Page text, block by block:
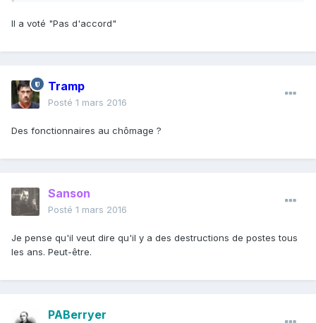
Il a voté "Pas d'accord"
Tramp
Posté 1 mars 2016
Des fonctionnaires au chômage ?
Sanson
Posté 1 mars 2016
Je pense qu'il veut dire qu'il y a des destructions de postes tous
les ans. Peut-être.
PABerryer